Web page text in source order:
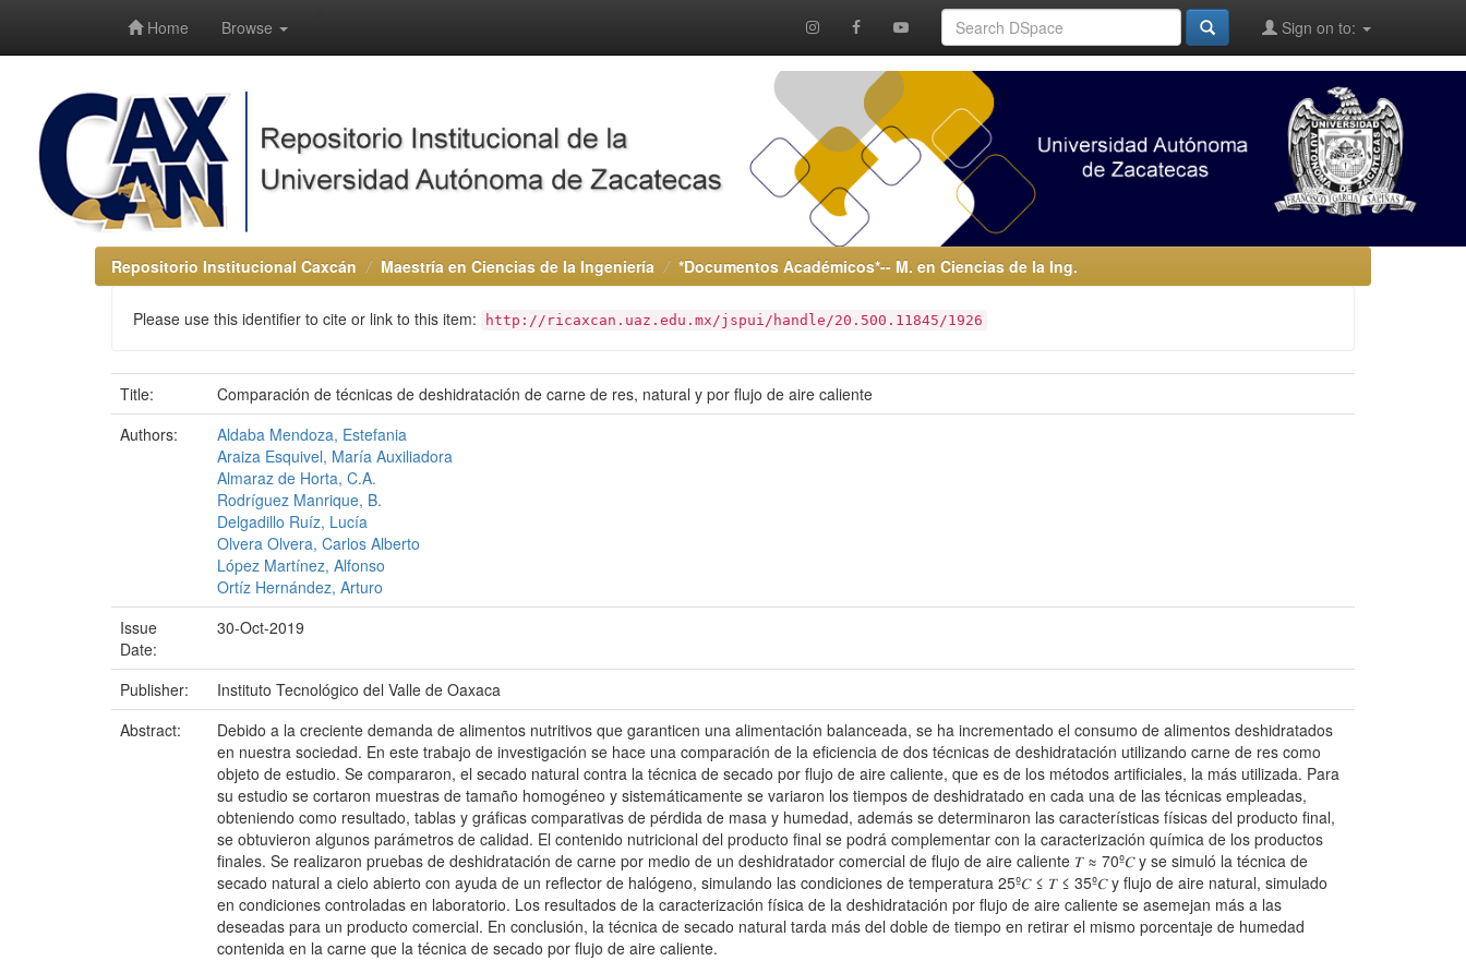
Home Browse Sign on to:
Repositorio Institucional Caxcán Maestría en Ciencias de la Ingeniería *Documentos Académicos*-- M. en Ciencias de la Ing.
Please use this identifier to cite or link to this item: http://ricaxcan.uaz.edu.mx/jspui/handle/20.500.11845/1926
Title:
Comparación de técnicas de deshidratación de carne de res, natural y por flujo de aire caliente
Authors:
Aldaba Mendoza, Estefania
Araiza Esquivel, María Auxiliadora
Almaraz de Horta, C.A.
Rodríguez Manrique, B.
Delgadillo Ruíz, Lucía
Olvera Olvera, Carlos Alberto
López Martínez, Alfonso
Ortíz Hernández, Arturo
Issue
Date:
30-Oct-2019
Publisher:
Instituto Tecnológico del Valle de Oaxaca
Abstract:
Debido a la creciente demanda de alimentos nutritivos que garanticen una alimentación balanceada, se ha incrementado el consumo de alimentos deshidratados
en nuestra sociedad. En este trabajo de investigación se hace una comparación de la eficiencia de dos técnicas de deshidratación utilizando carne de res como
objeto de estudio. Se compararon, el secado natural contra la técnica de secado por flujo de aire caliente, que es de los métodos artificiales, la más utilizada. Para
su estudio se cortaron muestras de tamaño homogéneo y sistemáticamente se variaron los tiempos de deshidratado en cada una de las técnicas empleadas,
obteniendo como resultado, tablas y gráficas comparativas de pérdida de masa y humedad, además se determinaron las características físicas del producto final,
se obtuvieron algunos parámetros de calidad. El contenido nutricional del producto final se podrá complementar con la caracterización química de los productos
finales. Se realizaron pruebas de deshidratación de carne por medio de un deshidratador comercial de flujo de aire caliente 𝑇 ≈ 70º𝐶 y se simuló la técnica de
secado natural a cielo abierto con ayuda de un reflector de halógeno, simulando las condiciones de temperatura 25º𝐶 ≤ 𝑇 ≤ 35º𝐶 y flujo de aire natural, simulado
en condiciones controladas en laboratorio. Los resultados de la caracterización física de la deshidratación por flujo de aire caliente se asemejan más a las
deseadas para un producto comercial. En conclusión, la técnica de secado natural tarda más del doble de tiempo en retirar el mismo porcentaje de humedad
contenida en la carne que la técnica de secado por flujo de aire caliente.